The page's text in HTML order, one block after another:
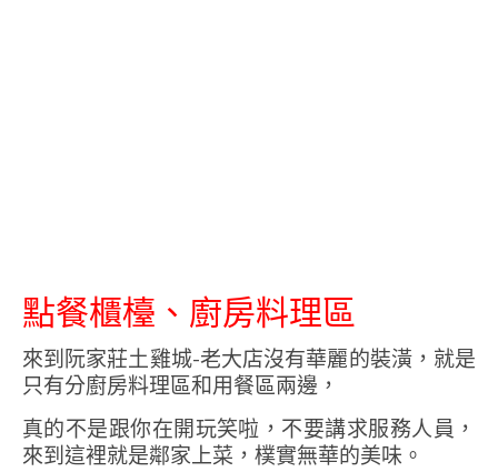
點餐櫃檯、廚房料理區
來到阮家莊土雞城-老大店沒有華麗的裝潢，就是
只有分廚房料理區和用餐區兩邊，
真的不是跟你在開玩笑啦，不要講求服務人員，
來到這裡就是鄰家上菜，樸實無華的美味。